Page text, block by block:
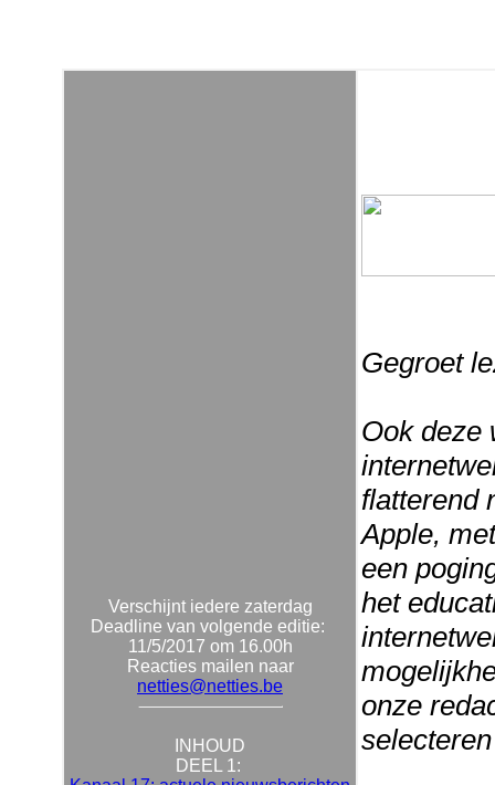
Verschijnt iedere zaterdag
Deadline van volgende editie:
11/5/2017 om 16.00h
Reacties mailen naar
netties@netties.be
INHOUD
DEEL 1:
Gegroet
Ook deze
flatterend
Apple,
een
het
onze